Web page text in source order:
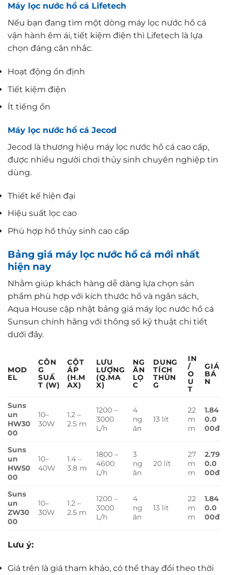
Máy lọc nước hồ cá Lifetech
Nếu bạn đang tìm một dòng máy lọc nước hồ cá
vận hành êm ái, tiết kiệm điện thì Lifetech là lựa
chọn đáng cân nhắc.
Hoạt động ổn định
Tiết kiệm điện
Ít tiếng ồn
Máy lọc nước hồ cá Jecod
Jecod là thương hiệu máy lọc nước hồ cá cao cấp,
được nhiều người chơi thủy sinh chuyên nghiệp tin
dùng.
Thiết kế hiện đại
Hiệu suất lọc cao
Phù hợp hồ thủy sinh cao cấp
Bảng giá máy lọc nước hồ cá mới nhất
hiện nay
Nhằm giúp khách hàng dễ dàng lựa chọn sản
phẩm phù hợp với kích thước hồ và ngân sách,
Aqua House cập nhật bảng giá máy lọc nước hồ cá
Sunsun chính hãng với thông số kỹ thuật chi tiết
dưới đây.
MOD
EL
CÔN
G
SUẤ
T (W)
CỘT
ÁP
(H.M
AX)
LƯU
LƯỢNG
(Q.MA
X)
NG
ĂN
LỌ
C
DUNG
TÍCH
THÙN
G
IN
/
O
U
T
GIÁ
BÁ
N
Suns
un
HW30
00
10–
30W
1.2 –
2.5 m
1200 –
3000
L/h
4
ng
ăn
13 lít
22
m
m
1.84
0.0
00đ
Suns
un
HW50
00
10–
40W
1.4 –
3.8 m
1800 –
4600
L/h
3
ng
ăn
20 lít
27
m
m
2.79
0.0
00đ
Suns
un
ZW30
00
10–
30W
1.2 –
2.5 m
1200 –
3000
L/h
4
ng
ăn
13 lít
22
m
m
1.84
0.0
00đ
Lưu ý:
Giá trên là giá tham khảo, có thể thay đổi theo thời